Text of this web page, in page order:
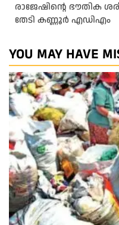
രാജേഷിന്റെ ഭൗതിക
തേടി കണ്ണൂർ എഡിഎം
YOU MAY HAVE